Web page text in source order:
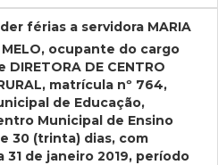
férias a servidora MARIA
MELO, ocupante do cargo
DE CENTRO
matrícula nº 764,
de Educação,
Municipal de Ensino
30 (trinta) dias, com
de janeiro 2019, período